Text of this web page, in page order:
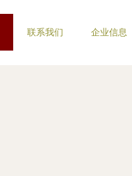
联系我们 企业信息